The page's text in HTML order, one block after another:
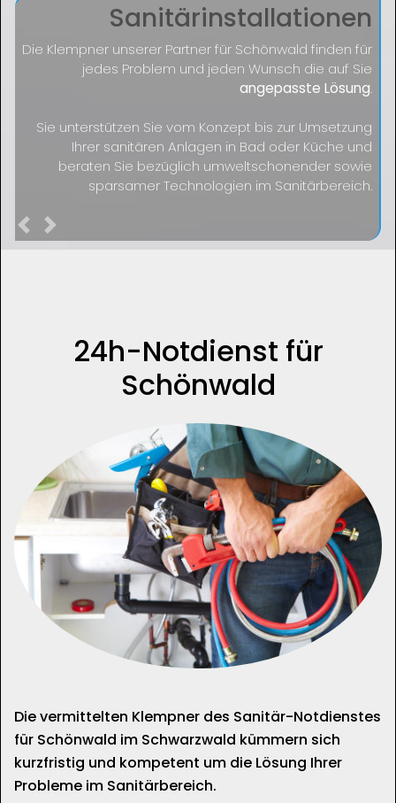
Sanitärinstallationen
Die Klempner unserer Partner für Schönwald finden für
jedes Problem und jeden Wunsch die auf Sie
angepasste Lösung.
Sie unterstützen Sie vom Konzept bis zur Umsetzung
Ihrer sanitären Anlagen in Bad oder Küche und
beraten Sie bezüglich umweltschonender sowie
sparsamer Technologien im Sanitärbereich.
Previous
24h-Notdienst für
Schönwald
Die vermittelten Klempner des Sanitär-Notdienstes
für Schönwald im Schwarzwald kümmern sich
kurzfristig und kompetent um die Lösung Ihrer
Probleme im Sanitärbereich.